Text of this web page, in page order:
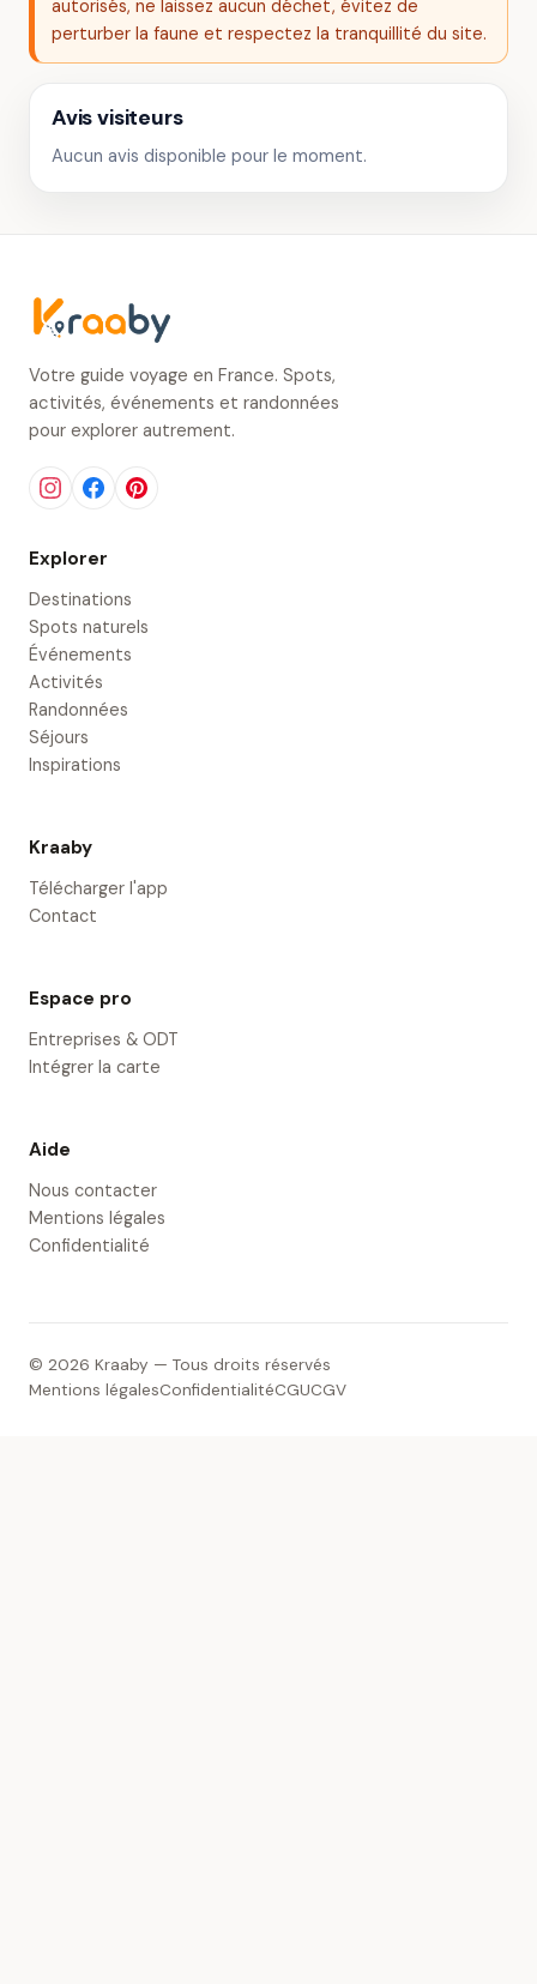
autorisés, ne laissez aucun déchet, évitez de
perturber la faune et respectez la tranquillité du site.
Avis visiteurs
Aucun avis disponible pour le moment.
Votre guide voyage en France. Spots,
activités, événements et randonnées
pour explorer autrement.
Explorer
Destinations
Spots naturels
Événements
Activités
Randonnées
Séjours
Inspirations
Kraaby
Télécharger l'app
Contact
Espace pro
Entreprises & ODT
Intégrer la carte
Aide
Nous contacter
Mentions légales
Confidentialité
© 2026 Kraaby — Tous droits réservés
Mentions légalesConfidentialitéCGUCGV